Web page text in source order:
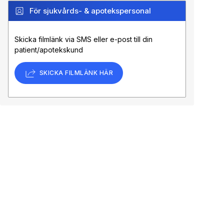
För sjukvårds- & apotekspersonal
Skicka filmlänk via SMS eller e-post till din
patient/apotekskund
SKICKA FILMLÄNK HÄR